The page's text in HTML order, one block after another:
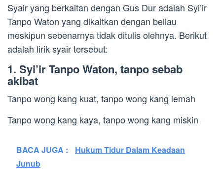
Syair yang berkaitan dengan Gus Dur adalah Syi’ir
Tanpo Waton yang dikaitkan dengan beliau
meskipun sebenarnya tidak ditulis olehnya. Berikut
adalah lirik syair tersebut:
1. Syi’ir Tanpo Waton, tanpo sebab
akibat
Tanpo wong kang kuat, tanpo wong kang lemah
Tanpo wong kang kaya, tanpo wong kang miskin
BACA JUGA :
Hukum Tidur Dalam Keadaan
Junub